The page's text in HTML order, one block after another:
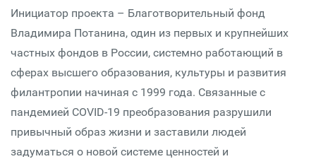
Инициатор проекта – Благотворительный фонд
Владимира Потанина, один из первых и крупнейших
частных фондов в России, системно работающий в
сферах высшего образования, культуры и развития
филантропии начиная с 1999 года. Связанные с
пандемией COVID-19 преобразования разрушили
привычный образ жизни и заставили людей
задуматься о новой системе ценностей и